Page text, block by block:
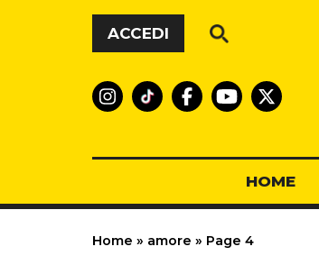
Vai al contenuto
ACCEDI
HOME
Home » amore » Page 4